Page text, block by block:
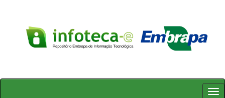
Skip